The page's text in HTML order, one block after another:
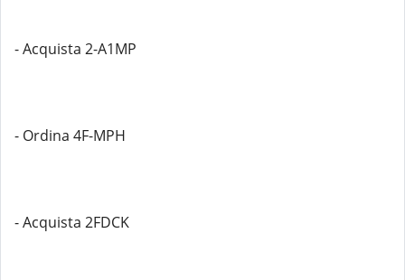
- Acquista 2-A1MP
- Ordina 4F-MPH
- Acquista 2FDCK